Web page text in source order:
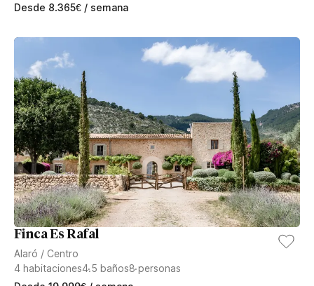
Desde 8.365€ / semana
Finca Es Rafal
Alaró / Centro
4 habitaciones4.5 baños8personas